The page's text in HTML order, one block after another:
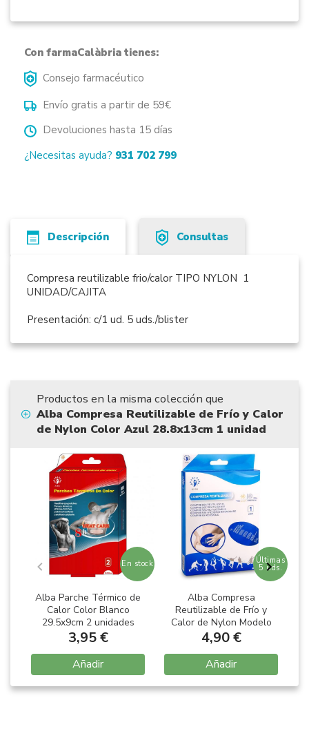
Con farmaCalàbria tienes:
Consejo farmacéutico
Envío gratis a partir de 59€
Devoluciones hasta 15 días
¿Necesitas ayuda? 931 702 799
Descripción Consultas
Compresa reutilizable frio/calor TIPO NYLON 1
UNIDAD/CAJITA
Presentación: c/1 ud. 5 uds./blister
Productos en la misma colección que
Alba Compresa Reutilizable de Frío y Calor
de Nylon Color Azul 28.8x13cm 1 unidad
En stock
Alba Parche Térmico de
Calor Color Blanco
29.5x9cm 2 unidades
3,95 €
Añadir
Últimas
5 uds.
Alba Compresa
Reutilizable de Frío y
Calor de Nylon Modelo
Ovalado Color Azul
30x20cm 1 unidad
4,90 €
Añadir
Item